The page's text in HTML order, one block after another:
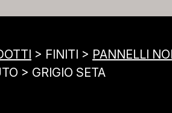
> FINITI > PANNELLI
> GRIGIO SETA